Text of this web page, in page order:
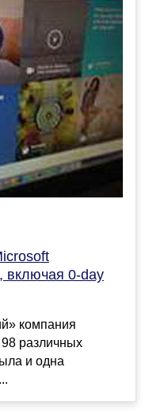
включая 0-day
компания
различных
и одна